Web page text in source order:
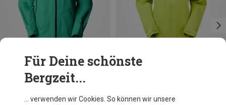
Du sparst 28%
Für Deine schönste
Bergzeit...
… verwenden wir Cookies. So können wir unsere